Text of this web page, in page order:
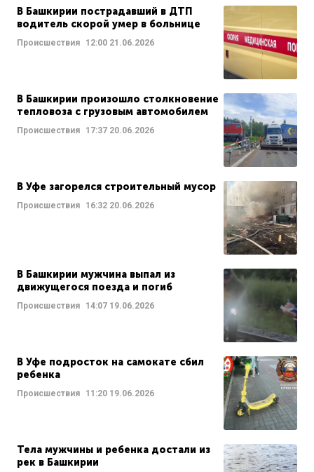
В Башкирии пострадавший в ДТП
водитель скорой умер в больнице
Происшествия 12:00 21.06.2026
В Башкирии произошло столкновение
тепловоза с грузовым автомобилем
Происшествия 17:37 20.06.2026
В Уфе загорелся строительный мусор
Происшествия 16:32 20.06.2026
В Башкирии мужчина выпал из
движущегося поезда и погиб
Происшествия 14:07 19.06.2026
В Уфе подросток на самокате сбил
ребенка
Происшествия 11:20 19.06.2026
Тела мужчины и ребенка достали из
рек в Башкирии